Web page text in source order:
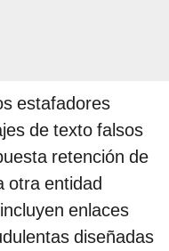
estafadores
de texto falsos
retención de
otra entidad
enlaces
diseñadas